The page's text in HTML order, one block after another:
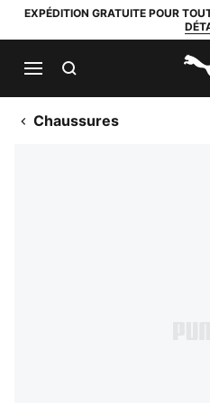
EXPÉDITION GRATUITE POUR
Chaussures